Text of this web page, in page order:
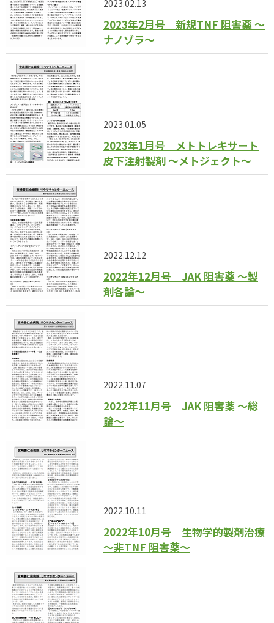
2023.02.13
2023年2月号 新規TNF 阻害薬 〜
ナノゾラ〜
2023.01.05
2023年1月号 メトトレキサート
皮下注射製剤 〜メトジェクト〜
2022.12.12
2022年12月号 JAK 阻害薬 〜製
剤各論〜
2022.11.07
2022年11月号 JAK 阻害薬 〜総
論〜
2022.10.11
2022年10月号 生物学的製剤治療
〜非TNF 阻害薬〜